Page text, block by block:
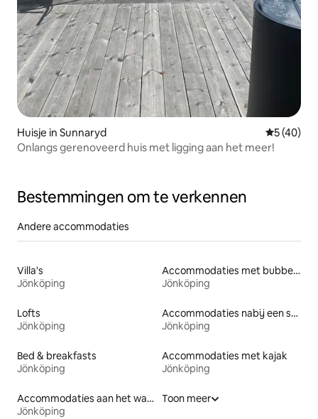
Huisje in Sunnaryd
5 (40)
Onlangs gerenoveerd huis met ligging aan het meer!
Bestemmingen om te verkennen
Andere accommodaties
Villa's
Jönköping
Accommodaties met bubbelbad
Jönköping
Lofts
Jönköping
Accommodaties nabij een strand
Jönköping
Bed & breakfasts
Jönköping
Accommodaties met kajak
Jönköping
Accommodaties aan het water
Jönköping
Toon meer